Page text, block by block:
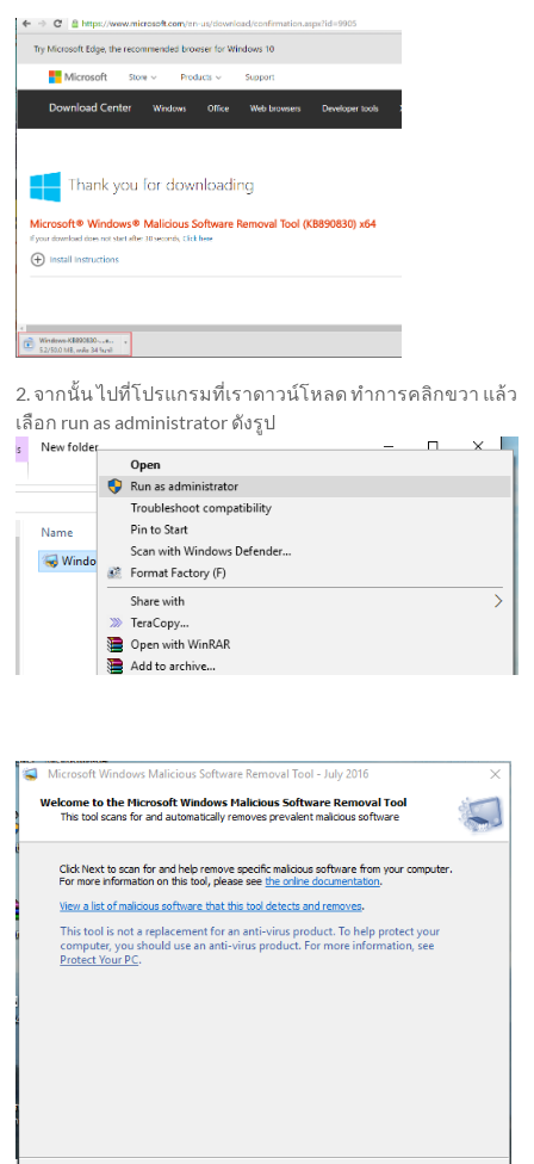
2. จากนั้น ไปที่โปรแกรมที่เราดาวน์โหลด ทำการคลิกขวา แล้ว
เลือก run as administrator ดังรูป